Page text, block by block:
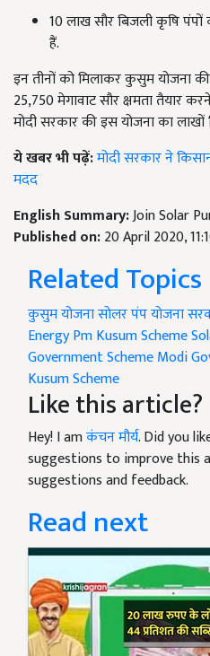
10 लाख सौर बिजली कृषि
हैं.
इन तीनों को मिलाकर कुसुम योजना
25,750 मेगावाट सौर क्षमता तैयार
मोदी सरकार की इस योजना का लाखों
ये खबर भी पढ़ें:मोदी सरकार ने
मदद
English Summary:Join Solar
Published on:20 April 2020,
Related Topics
कुसुम योजनासोलर पंप योजना
EnergyPm Kusum Scheme
Government SchemeModi
Kusum Scheme
Like this article?
Hey! I amकंचन मौर्य. Did you
suggestions to improve this
suggestions and feedback.
Read next